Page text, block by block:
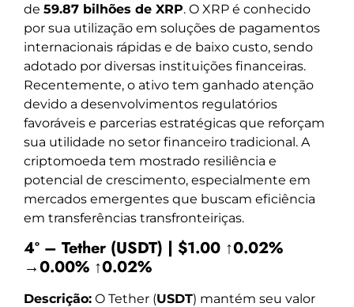
de 59.87 bilhões de XRP. O XRP é conhecido
por sua utilização em soluções de pagamentos
internacionais rápidas e de baixo custo, sendo
adotado por diversas instituições financeiras.
Recentemente, o ativo tem ganhado atenção
devido a desenvolvimentos regulatórios
favoráveis e parcerias estratégicas que reforçam
sua utilidade no setor financeiro tradicional. A
criptomoeda tem mostrado resiliência e
potencial de crescimento, especialmente em
mercados emergentes que buscam eficiência
em transferências transfronteiriças.
4º – Tether (USDT) | $1.00 ↑0.02%
→0.00% ↑0.02%
Descrição: O Tether (USDT) mantém seu valor